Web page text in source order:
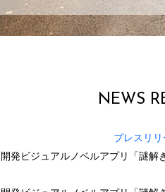
NEWS
プレスリ
ビジュアルノベルアプリ「謎